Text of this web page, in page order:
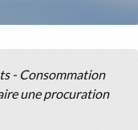
- Consommation
une procuration